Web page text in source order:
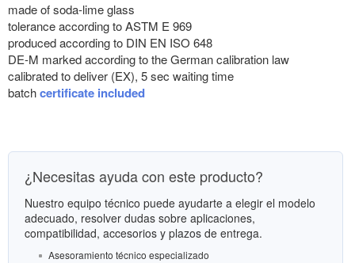
made of soda-lime glass
tolerance according to ASTM E 969
produced according to DIN EN ISO 648
DE-M marked according to the German calibration law
calibrated to deliver (EX), 5 sec waiting time
batchcertificate included
¿Necesitas ayuda con este producto?
Nuestro equipo técnico puede ayudarte a elegir el modelo
adecuado, resolver dudas sobre aplicaciones,
compatibilidad, accesorios y plazos de entrega.
Asesoramiento técnico especializado